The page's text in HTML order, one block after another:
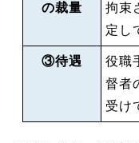
の裁量
拘束
定し
③待遇
役職
督者
受け